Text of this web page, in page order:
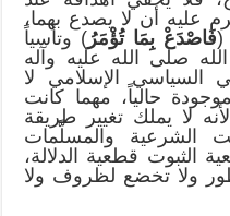
عليه أن لا يصدع بهما،
(فَاصْدَعْ بِمَا تُؤْمَرُ ) وتأسياً
صلى الله عليه وآله
السياسي الإسلامي لا
حالياً، مهما كانت
لا يملك تغيير طريقة
الشرعية والمسلَّمات
الثبوت قطعية الدلالة،
ولا تخضع لظروف ولا